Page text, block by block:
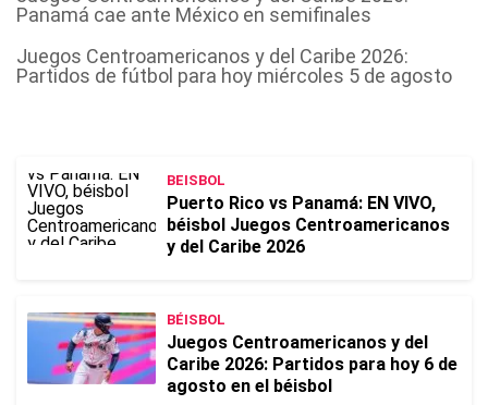
Panamá cae ante México en semifinales
Juegos Centroamericanos y del Caribe 2026:
Partidos de fútbol para hoy miércoles 5 de agosto
BEISBOL
Puerto Rico vs Panamá: EN VIVO,
béisbol Juegos Centroamericanos
y del Caribe 2026
BÉISBOL
Juegos Centroamericanos y del
Caribe 2026: Partidos para hoy 6 de
agosto en el béisbol